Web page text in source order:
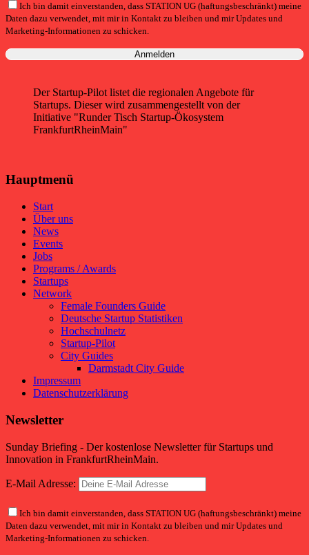
Ich bin damit einverstanden, dass STATION UG (haftungsbeschränkt) meine
Daten dazu verwendet, mit mir in Kontakt zu bleiben und mir Updates und
Marketing-Informationen zu schicken.
Der Startup-Pilot listet die regionalen Angebote für
Startups. Dieser wird zusammengestellt von der
Initiative "Runder Tisch Startup-Ökosystem
FrankfurtRheinMain"
Hauptmenü
Start
Über uns
News
Events
Jobs
Programs / Awards
Startups
Network
Female Founders Guide
Deutsche Startup Statistiken
Hochschulnetz
Startup-Pilot
City Guides
Darmstadt City Guide
Impressum
Datenschutzerklärung
Newsletter
Sunday Briefing - Der kostenlose Newsletter für Startups und
Innovation in FrankfurtRheinMain.
E-Mail Adresse:
Ich bin damit einverstanden, dass STATION UG (haftungsbeschränkt) meine
Daten dazu verwendet, mit mir in Kontakt zu bleiben und mir Updates und
Marketing-Informationen zu schicken.